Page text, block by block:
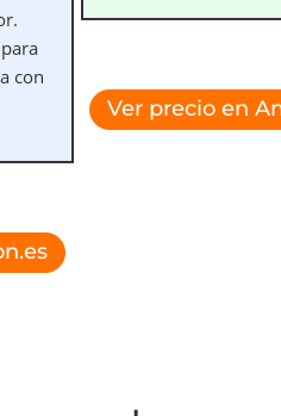
con
Ver precio en